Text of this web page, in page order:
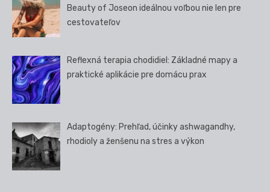
Beauty of Joseon ideálnou voľbou nie len pre
cestovateľov
Reflexná terapia chodidiel: Základné mapy a
praktické aplikácie pre domácu prax
Adaptogény: Prehľad, účinky ashwagandhy,
rhodioly a ženšenu na stres a výkon